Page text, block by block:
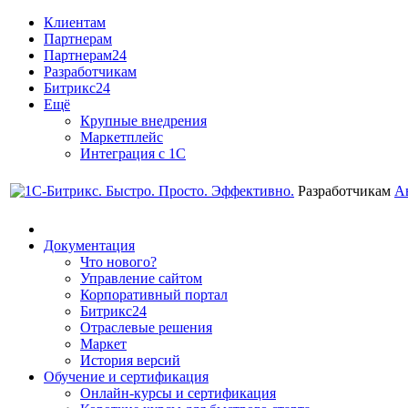
Клиентам
Партнерам
Партнерам24
Разработчикам
Битрикс24
Ещё
Крупные внедрения
Маркетплейс
Интеграция с 1С
Разработчикам
Документация
Что нового?
Управление сайтом
Корпоративный портал
Битрикс24
Отраслевые решения
Маркет
История версий
Обучение и сертификация
Онлайн-курсы и сертификация